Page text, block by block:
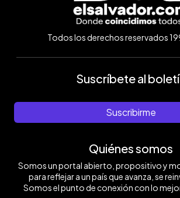
Todos los derechos reservados
Suscríbete al
Suscribirme
Quiénes somos
Somos un portal abierto, propositivo y
para reflejar a un país que avanza, se
Somos el punto de conexión con lo